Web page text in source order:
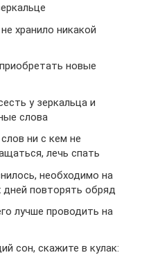
хранило никакой
новые
у зеркальца и
слова
ни с кем не
лечь спать
необходимо на
дней повторять обряд
лучше проводить на
сон, скажите в кулак: